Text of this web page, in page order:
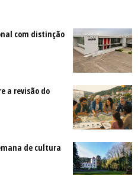
com distinção
a revisão do
de cultura